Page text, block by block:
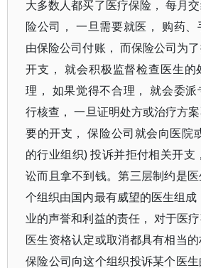
大多数人都买了医疗保险， 每月
险公司， 一旦需要就医， 购药
由保险公司付账， 而保险公司为
开支， 就会积极监督检查医生的
理， 如果觉得不合理， 就会委
行核查， 一旦证明处方或治疗方
要的开支， 保险公司就会向医院
的行业组织) 投诉并拒付相关开支
讼而且拿不到钱。第三层制约是
个组织由国内最有威望的医生组
业的声誉和利益的责任， 对于医疗
医生资格认定或取消都具有相当
保险公司向这个组织投诉某个医